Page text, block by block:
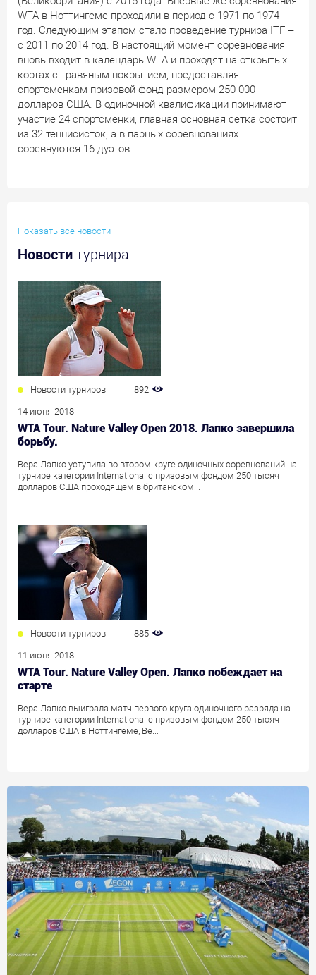
WTA в Ноттингеме проходили в период с 1971 по 1974
год. Следующим этапом стало проведение турнира ITF –
с 2011 по 2014 год. В настоящий момент соревнования
вновь входит в календарь WTA и проходят на открытых
кортах с травяным покрытием, предоставляя
спортсменкам призовой фонд размером 250 000
долларов США. В одиночной квалификации принимают
участие 24 спортсменки, главная основная сетка состоит
из 32 теннисисток, а в парных соревнованиях
соревнуются 16 дуэтов.
Показать все новости
Новости турнира
Новости турниров 892
14 июня 2018
WTA Tour. Nature Valley Open 2018. Лапко завершила
борьбу.
Вера Лапко уступила во втором круге одиночных соревнований на
турнире категории International с призовым фондом 250 тысяч
долларов США проходящем в британском...
Новости турниров 885
11 июня 2018
WTA Tour. Nature Valley Open. Лапко побеждает на
старте
Вера Лапко выиграла матч первого круга одиночного разряда на
турнире категории International с призовым фондом 250 тысяч
долларов США в Ноттингеме, Ве...